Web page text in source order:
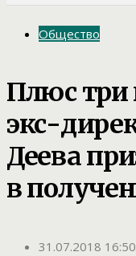
Общество
Плюс три
экс-
Деева
в
31.07.2018 16:50